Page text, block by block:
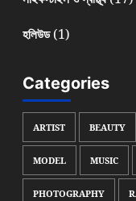
হলিউড(1)
Categories
ARTIST BEAUTY
MODEL MUSIC
PHOTOGRAPHY